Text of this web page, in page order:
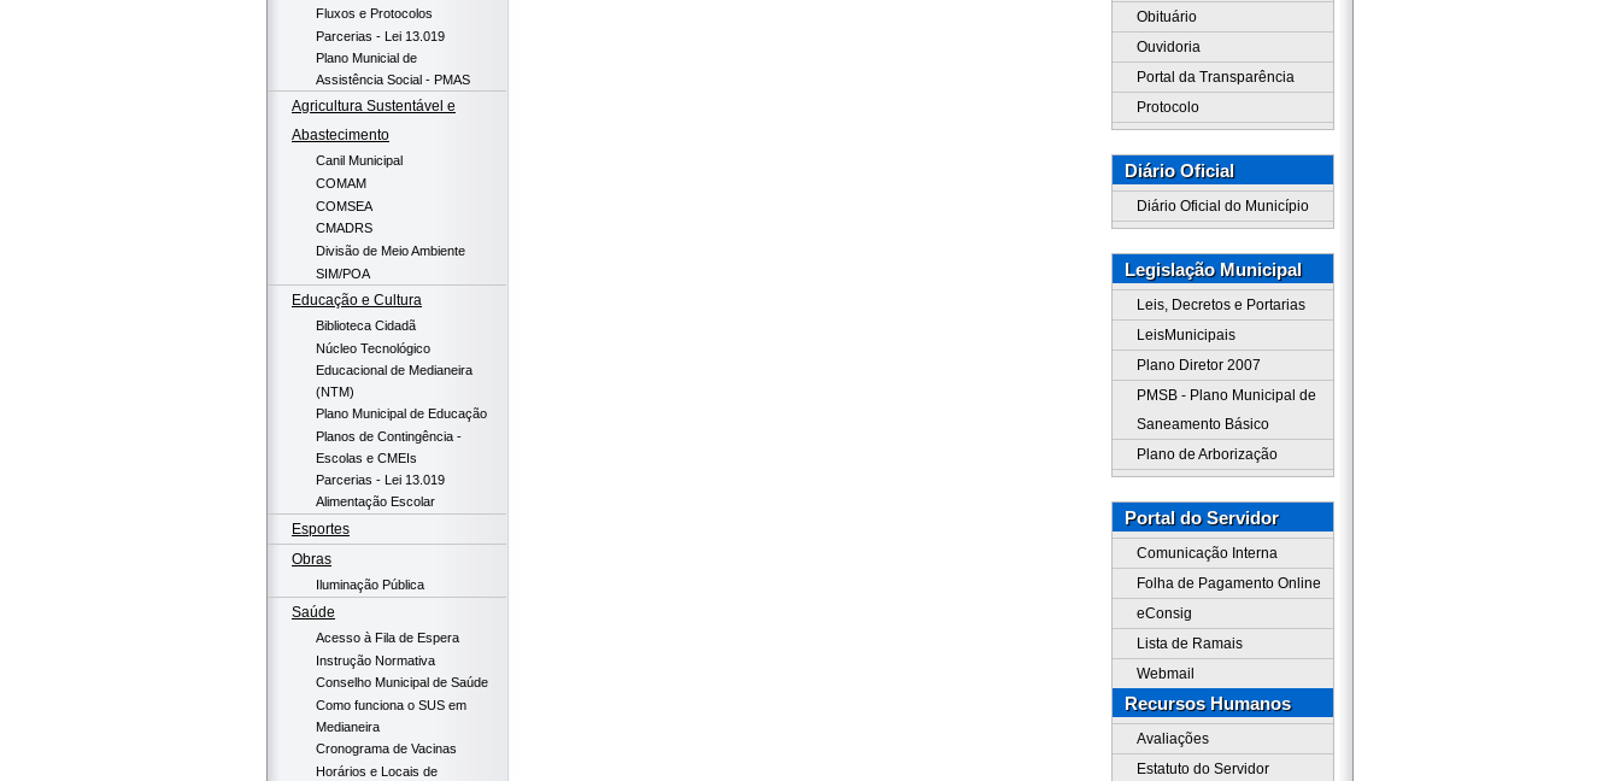
Fluxos e Protocolos
Parcerias - Lei 13.019
Plano Municial de
Assistência Social - PMAS
Agricultura Sustentável e
Abastecimento
Canil Municipal
COMAM
COMSEA
CMADRS
Divisão de Meio Ambiente
SIM/POA
Educação e Cultura
Biblioteca Cidadã
Núcleo Tecnológico
Educacional de Medianeira
(NTM)
Plano Municipal de Educação
Planos de Contingência -
Escolas e CMEIs
Parcerias - Lei 13.019
Alimentação Escolar
Esportes
Obras
Iluminação Pública
Saúde
Acesso à Fila de Espera
Instrução Normativa
Conselho Municipal de Saúde
Como funciona o SUS em
Medianeira
Cronograma de Vacinas
Horários e Locais de
Obituário
Ouvidoria
Portal da Transparência
Protocolo
Diário Oficial
Diário Oficial do Município
Legislação Municipal
Leis, Decretos e Portarias
LeisMunicipais
Plano Diretor 2007
PMSB - Plano Municipal de
Saneamento Básico
Plano de Arborização
Portal do Servidor
Comunicação Interna
Folha de Pagamento Online
eConsig
Lista de Ramais
Webmail
Recursos Humanos
Avaliações
Estatuto do Servidor